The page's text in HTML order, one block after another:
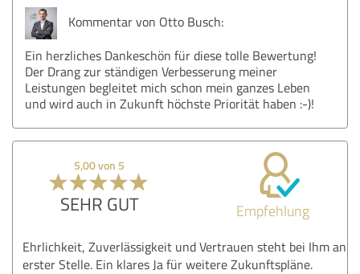
Kommentar von Otto Busch:
Ein herzliches Dankeschön für diese tolle Bewertung!
Der Drang zur ständigen Verbesserung meiner
Leistungen begleitet mich schon mein ganzes Leben
und wird auch in Zukunft höchste Priorität haben :-)!
5,00 von 5
SEHR GUT Empfehlung
Ehrlichkeit, Zuverlässigkeit und Vertrauen steht bei Ihm an
erster Stelle. Ein klares Ja für weitere Zukunftspläne.